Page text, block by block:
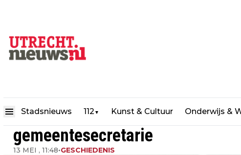
Stadsnieuws 112 ▼ Kunst & Cultuur Onderwijs &
Utrecht 60 jaar terug: afscheid
gemeentesecretarie
13 MEI , 11:48•GESCHIEDENIS